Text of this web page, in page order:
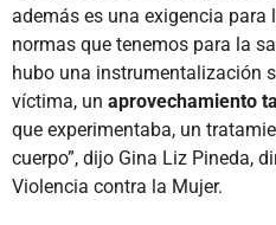
además es una exigencia
normas que tenemos para la
hubo una instrumentalización
víctima, un aprovechamiento
que experimentaba, un
cuerpo”, dijo Gina Liz Pineda,
Violencia contra la Mujer.